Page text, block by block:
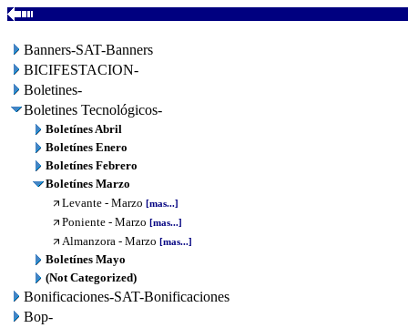
Banners-SAT-Banners
BICIFESTACION-
Boletines-
Boletines Tecnológicos-
Boletínes Abril
Boletínes Enero
Boletínes Febrero
Boletínes Marzo
Levante - Marzo [mas...]
Poniente - Marzo [mas...]
Almanzora - Marzo [mas...]
Boletínes Mayo
(Not Categorized)
Bonificaciones-SAT-Bonificaciones
Bop-